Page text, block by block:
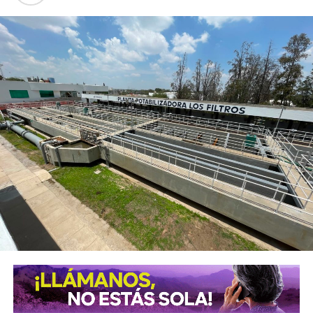
buscan fortalecer sus conocimientos, con talleres de
capacitación en áreas como belleza, costura, bisutería,
carpintería, herrería, electricidad, computación, danza y
actividades deportivas, que les permitan incorporarse al
mercado laboral, emprender un negocio propio o
perfeccionar conocimientos que ya poseen.
El alcalde señaló que el objetivo es que los soledenses
encuentren en esteCentroun lugar donde puedan
prepararse, perfeccionar sus habilidades y abrir nuevas
oportunidades para salir adelante. “Aquí generamos áreas
de oportunidad para que la gente pueda aprender un oficio,
conseguir un empleo o iniciar su propio negocio, en un
espacio digno, moderno y equipado con herramientas,
maquinaria y tecnología de primer nivel, con áreas amplias
diseñadas específicamente para cada actividad, donde